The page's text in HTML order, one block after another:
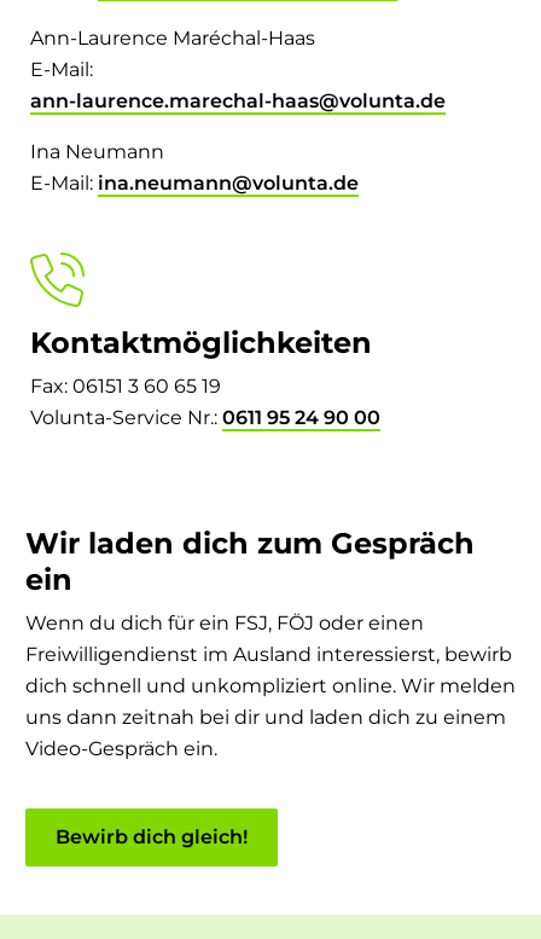
Ann-Laurence Maréchal-Haas
E-Mail:
ann-laurence.marechal-haas@volunta.de
Ina Neumann
E-Mail: ina.neumann@volunta.de
Kontaktmöglichkeiten
Fax: 06151 3 60 65 19
Volunta-Service Nr.: 0611 95 24 90 00
Wir laden dich zum Gespräch
ein
Wenn du dich für ein FSJ, FÖJ oder einen
Freiwilligendienst im Ausland interessierst, bewirb
dich schnell und unkompliziert online. Wir melden
uns dann zeitnah bei dir und laden dich zu einem
Video-Gespräch ein.
Bewirb dich gleich!